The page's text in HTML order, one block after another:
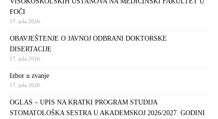
FOČI
17. jula 2026.
OBAVJEŠTENJE O JAVNOJ ODBRANI DOKTORSKE
DISERTACIJE
17. jula 2026.
Izbor u zvanje
17. jula 2026.
OGLAS – UPIS NA KRATKI PROGRAM STUDIJA
STOMATOLOŠKA SESTRA U AKADEMSKOJ 2026/2027. GODINI